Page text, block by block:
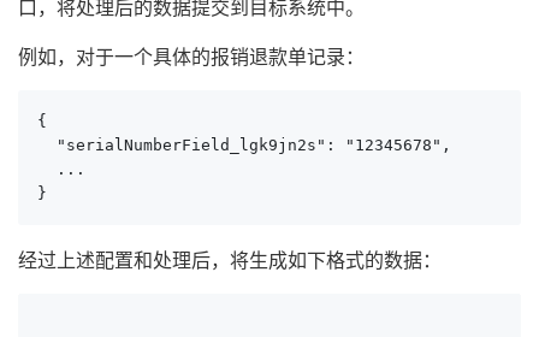
口，将处理后的数据提交到目标系统中。
例如，对于一个具体的报销退款单记录：
{
  "serialNumberField_lgk9jn2s": "12345678",
  ...
}
经过上述配置和处理后，将生成如下格式的数据：